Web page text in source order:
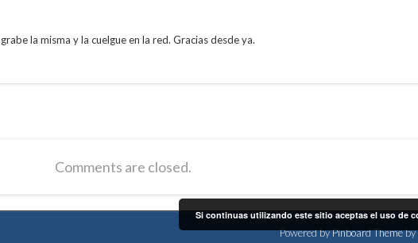
la misma y la cuelgue en la red. Gracias desde ya.
Comments are closed.
Powered byPinboard Themeby
Si continuas utilizando este sitio aceptas el uso de